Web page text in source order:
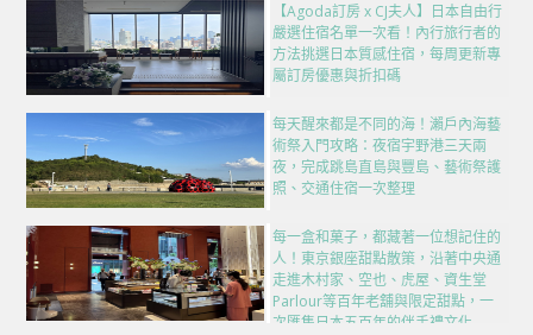
【Agoda訂房 x CJ夫人】日本自由行
嚴選住宿名單一次看！內行旅行者的
方法挑選日本質感住宿，每周更新專
屬訂房優惠與折扣碼
每天醒來都是不同的海！瀨戶內海藝
術祭入門攻略：夜宿宇野港三天兩
夜，完成跳島直島與豐島、藝術祭護
照、交通住宿一次整理
每一盒和菓子，都藏著一位想記住的
人！東京銀座甜點散策，沿著中央通
走進木村家、空也、虎屋、資生堂
Parlour等百年老舖與限定甜點，一
次匯集日本五百年的伴手禮文化